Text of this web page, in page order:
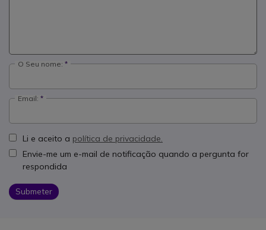
O Seu nome:
Email:
Li e aceito a política de privacidade.
Envie-me um e-mail de notificação quando a pergunta for
respondida
Submeter